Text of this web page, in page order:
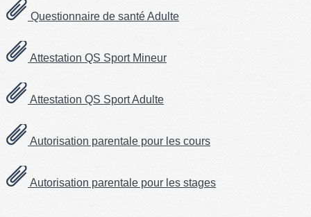
Questionnaire de santé Adulte
Attestation QS Sport Mineur
Attestation QS Sport Adulte
Autorisation parentale pour les cours
Autorisation parentale pour les stages